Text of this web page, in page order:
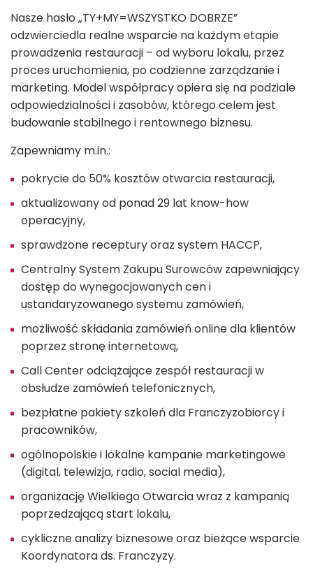
Nasze hasło „TY+MY=WSZYSTKO DOBRZE”
odzwierciedla realne wsparcie na każdym etapie
prowadzenia restauracji – od wyboru lokalu, przez
proces uruchomienia, po codzienne zarządzanie i
marketing. Model współpracy opiera się na podziale
odpowiedzialności i zasobów, którego celem jest
budowanie stabilnego i rentownego biznesu.
Zapewniamy m.in.:
pokrycie do 50% kosztów otwarcia restauracji,
aktualizowany od ponad 29 lat know-how
operacyjny,
sprawdzone receptury oraz system HACCP,
Centralny System Zakupu Surowców zapewniający
dostęp do wynegocjowanych cen i
ustandaryzowanego systemu zamówień,
możliwość składania zamówień online dla klientów
poprzez stronę internetową,
Call Center odciążające zespół restauracji w
obsłudze zamówień telefonicznych,
bezpłatne pakiety szkoleń dla Franczyzobiorcy i
pracowników,
ogólnopolskie i lokalne kampanie marketingowe
(digital, telewizja, radio, social media),
organizację Wielkiego Otwarcia wraz z kampanią
poprzedzającą start lokalu,
cykliczne analizy biznesowe oraz bieżące wsparcie
Koordynatora ds. Franczyzy.